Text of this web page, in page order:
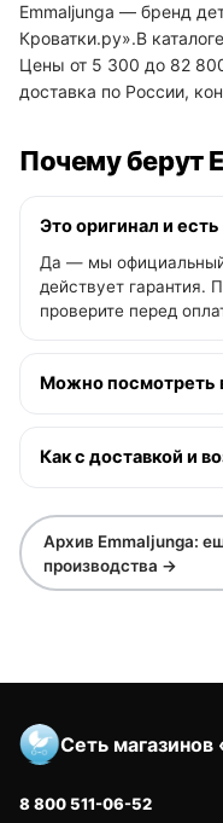
Emmaljunga — бренд
Кроватки.ру».В
Цены от 5 300 до 82
доставка по России,
Почему берут
Это оригинал и есть
Да — мы
действует гарантия.
проверите перед
Можно посмотреть
Как с доставкой и
Архив Emmaljunga:
производства →
Сеть
8 800 511-06-52